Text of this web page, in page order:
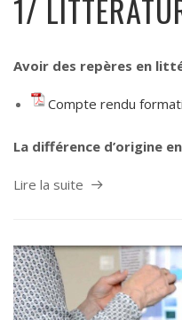
1/
Avoir des repères en
Compte rendu
La différence d’origine
Lire la suite